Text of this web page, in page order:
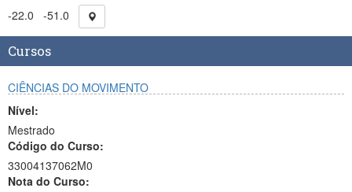
-22.0
-51.0
Cursos
CIÊNCIAS DO MOVIMENTO
Nível:
Mestrado
Código do Curso:
33004137062M0
Nota do Curso: